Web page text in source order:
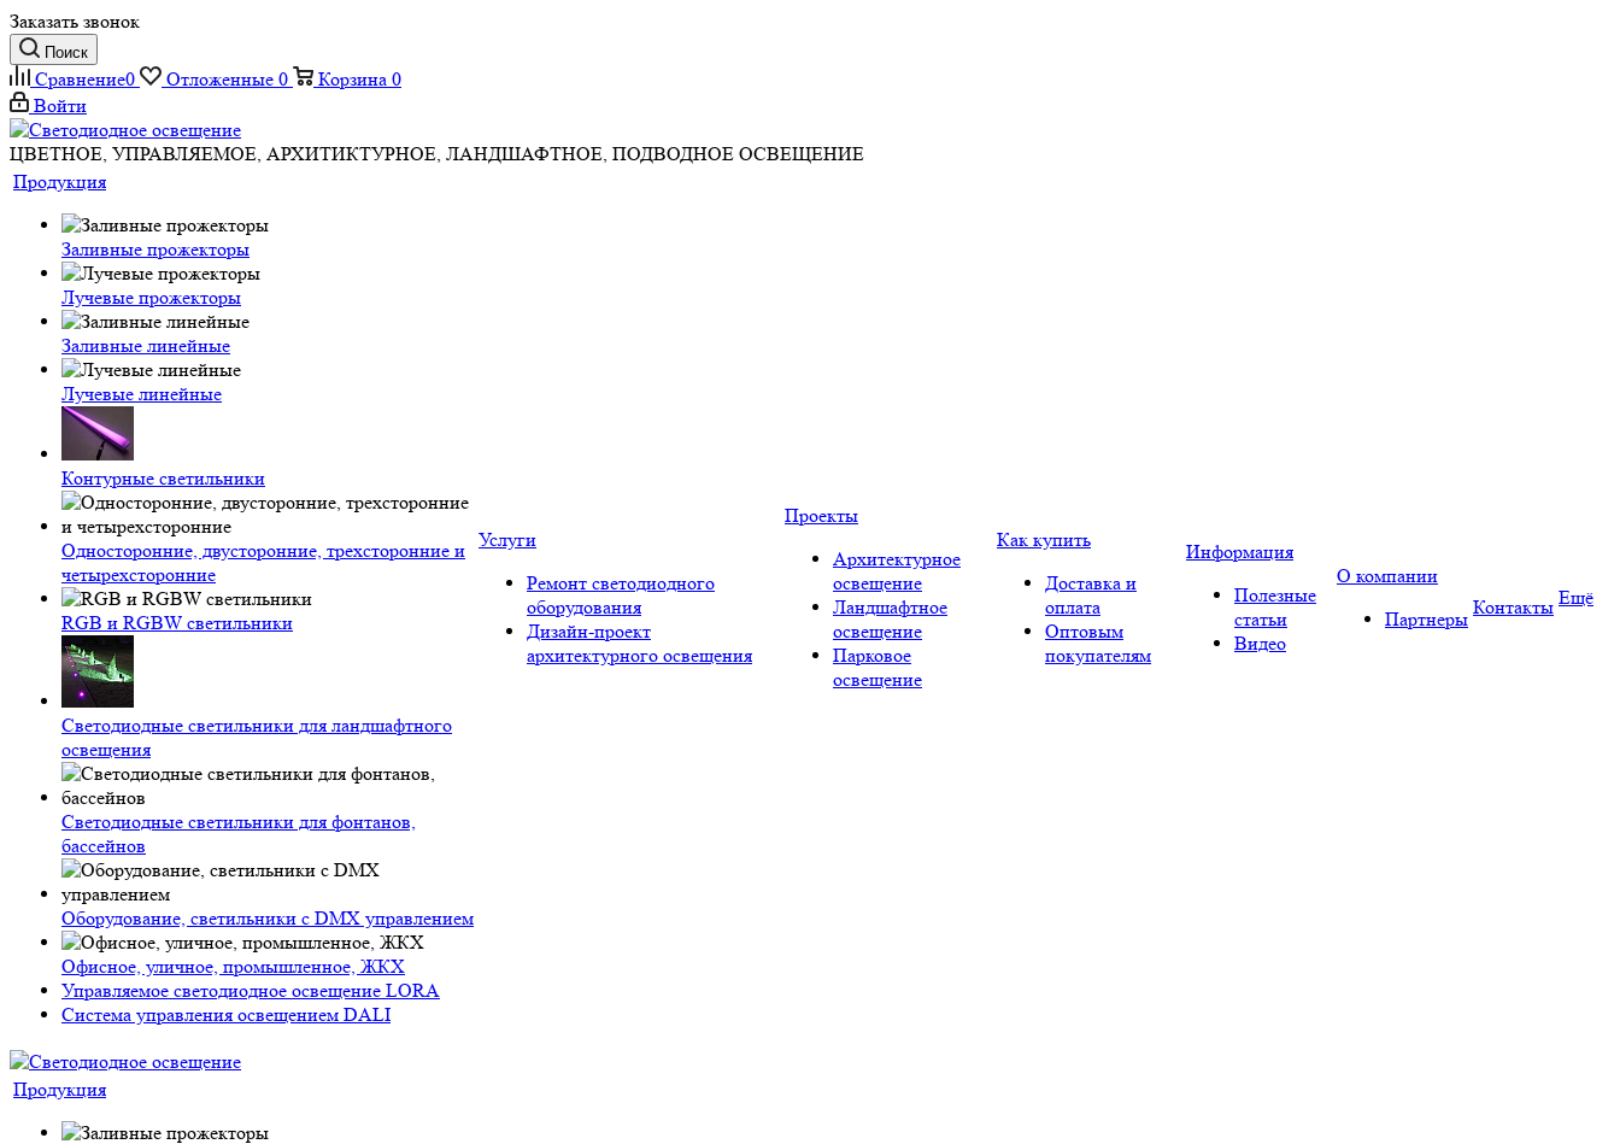
Заказать звонок
Поиск
Сравнение0 Отложенные 0 Корзина 0
Войти
ЦВЕТНОЕ, УПРАВЛЯЕМОЕ, АРХИТИКТУРНОЕ, ЛАНДШАФТНОЕ, ПОДВОДНОЕ ОСВЕЩЕНИЕ
Продукция
Заливные прожекторы
Лучевые прожекторы
Заливные линейные
Лучевые линейные
Контурные светильники
Односторонние, двусторонние, трехсторонние и
четырехсторонние
RGB и RGBW светильники
Светодиодные светильники для ландшафтного
освещения
Светодиодные светильники для фонтанов,
бассейнов
Оборудование, светильники с DMX управлением
Офисное, уличное, промышленное, ЖКХ
Управляемое светодиодное освещение LORA
Система управления освещением DALI
Услуги
Ремонт светодиодного
оборудования
Дизайн-проект
архитектурного освещения
Проекты
Архитектурное
освещение
Ландшафтное
освещение
Парковое
освещение
Как купить
Доставка и
оплата
Оптовым
покупателям
Информация
Полезные
статьи
Видео
О компании
Партнеры
Контакты Ещё
Продукция